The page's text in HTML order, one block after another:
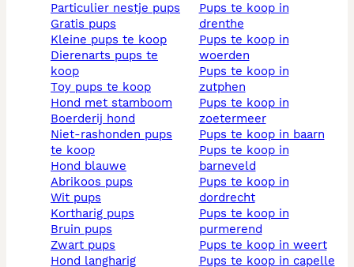
particulier nestje pups
gratis pups
kleine pups te koop
dierenarts pups te
koop
toy pups te koop
hond met stamboom
boerderij hond
niet-rashonden pups
te koop
hond blauwe
abrikoos pups
wit pups
kortharig pups
bruin pups
zwart pups
hond langharig
pups te koop in
drenthe
pups te koop in
woerden
pups te koop in
zutphen
pups te koop in
zoetermeer
pups te koop in baarn
pups te koop in
barneveld
pups te koop in
dordrecht
pups te koop in
purmerend
pups te koop in weert
pups te koop in capelle